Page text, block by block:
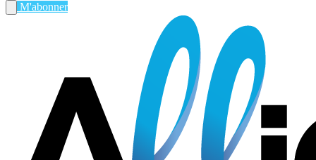
M'abonner